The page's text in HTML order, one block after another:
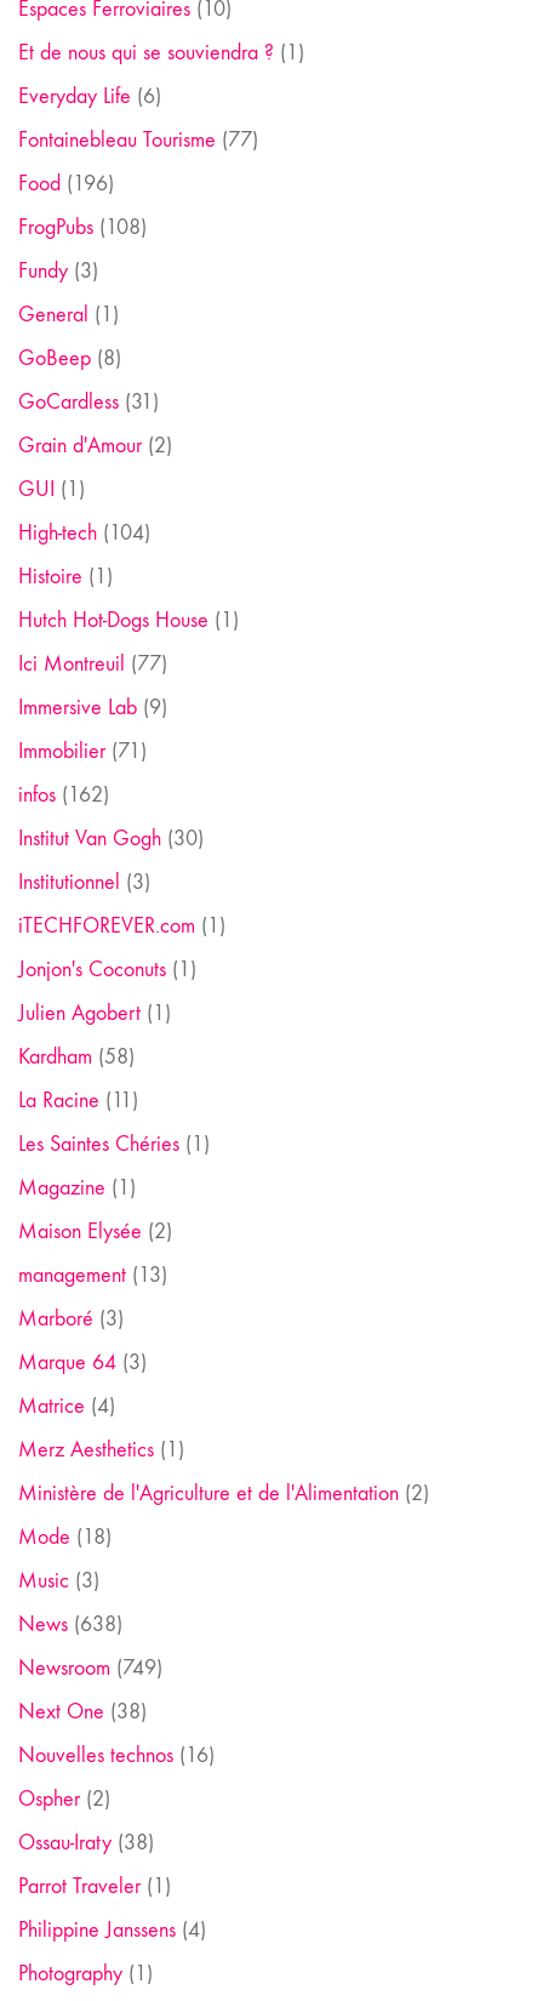
Espaces Ferroviaires (10)
Et de nous qui se souviendra ? (1)
Everyday Life (6)
Fontainebleau Tourisme (77)
Food (196)
FrogPubs (108)
Fundy (3)
General (1)
GoBeep (8)
GoCardless (31)
Grain d'Amour(2)
GUI (1)
High-tech (104)
Histoire (1)
Hutch Hot-Dogs House (1)
Ici Montreuil (77)
Immersive Lab (9)
Immobilier(71)
infos (162)
Institut Van Gogh (30)
Institutionnel (3)
iTECHFOREVER.com (1)
Jonjon's Coconuts (1)
Julien Agobert (1)
Kardham (58)
La Racine (11)
Les Saintes Chéries (1)
Magazine (1)
Maison Elysée (2)
management (13)
Marboré (3)
Marque 64 (3)
Matrice (4)
Merz Aesthetics (1)
Ministère de l'Agriculture et de l'Alimentation (2)
Mode (18)
Music (3)
News (638)
Newsroom (749)
Next One (38)
Nouvelles technos (16)
Ospher(2)
Ossau-Iraty (38)
Parrot Traveler(1)
Philippine Janssens (4)
Photography (1)